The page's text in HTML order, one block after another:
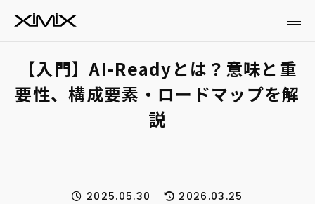
【入門】AI-Readyとは？意味と重
要性、構成要素・ロードマップを解
説
2025.05.30
2026.03.25